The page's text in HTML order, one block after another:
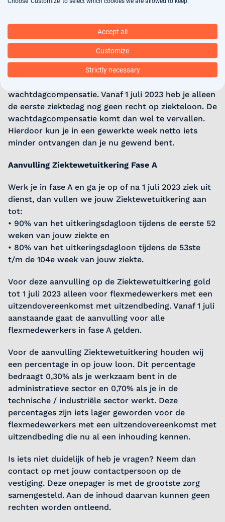
uitzendovereenkomst nog doorloopt.
Op dit moment heb je pas na twee wachtdagen
recht op ziekteloon als je een uitzendovereenkomst
met uitzendbeding hebt. Voor één van deze
wachtdagcompensatie. Vanaf 1 juli 2023 heb je alleen
de eerste ziektedag nog geen recht op ziekteloon. De
wachtdagcompensatie komt dan wel te vervallen.
Hierdoor kun je in een gewerkte week netto iets
minder ontvangen dan je nu gewend bent.
Aanvulling Ziektewetuitkering Fase A
Werk je in fase A en ga je op of na 1 juli 2023 ziek uit
dienst, dan vullen we jouw Ziektewetuitkering aan
tot:
• 90% van het uitkeringsdagloon tijdens de eerste 52
weken van jouw ziekte en
• 80% van het uitkeringsdagloon tijdens de 53ste
t/m de 104e week van jouw ziekte.
Voor deze aanvulling op de Ziektewetuitkering gold
tot 1 juli 2023 alleen voor flexmedewerkers met een
uitzendovereenkomst met uitzendbeding. Vanaf 1 juli
aanstaande gaat de aanvulling voor alle
flexmedewerkers in fase A gelden.
Voor de aanvulling Ziektewetuitkering houden wij
een percentage in op jouw loon. Dit percentage
bedraagt 0,30% als je werkzaam bent in de
administratieve sector en 0,70% als je in de
technische / industriële sector werkt. Deze
percentages zijn iets lager geworden voor de
flexmedewerkers met een uitzendovereenkomst met
uitzendbeding die nu al een inhouding kennen.
Is iets niet duidelijk of heb je vragen? Neem dan
contact op met jouw contactpersoon op de
vestiging. Deze onepager is met de grootste zorg
samengesteld. Aan de inhoud daarvan kunnen geen
rechten worden ontleend.
Accept all
Customize
Strictly necessary